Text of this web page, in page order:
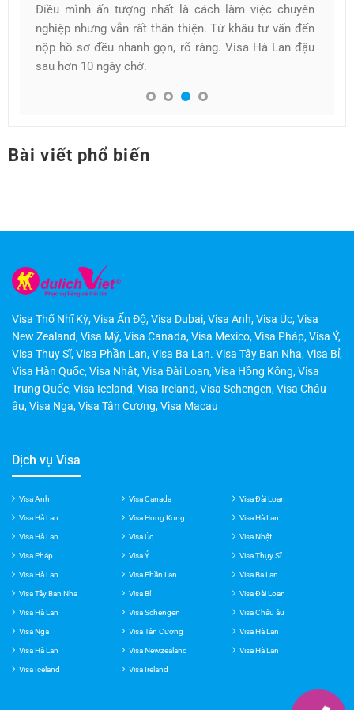
chuyên
tư vấn đến
Lan đậu
Ban đầu mình định tự làm visa nhưng thấy khá
Tìm đến dịch vụ thì được hướng dẫn từng
không bị áp lực gì cả. Visa Hà Lan của mình
duyệt nhanh chóng, cảm giác rất yên tâm khi
Dịch vụ Visa
Visa Anh Visa Canada Visa Đài Loan
Visa Hà Lan Visa Hong Kong Visa Hà Lan
Visa Hà Lan Visa Úc Visa Nhật
Visa Pháp Visa Ý Visa Thụy Sĩ
Visa Hà Lan Visa Phần Lan Visa Ba Lan
Visa Tây Ban Nha Visa Bỉ Visa Đài Loan
Visa Hà Lan Visa Schengen Visa Châu âu
Visa Nga Visa Tân Cương Visa Hà Lan
Visa Hà Lan Visa Newzealand
Visa Thổ Nhĩ Kỳ,Visa Ấn Độ ,Visa Dubai,Visa Anh,Visa Úc,Visa
New Zealand,Visa Mỹ,Visa Canada, Visa Mexico,Visa Pháp,Visa Ý,
Visa Thụy Sĩ,Visa Phần Lan,Visa Ba Lan.Visa Tây Ban Nha,Visa Bỉ
Visa Hàn Quốc,Visa Nhật,Visa Đài Loan,Visa Hồng Kông, Visa
Trung Quốc,Visa Iceland,Visa Ireland,Visa Schengen